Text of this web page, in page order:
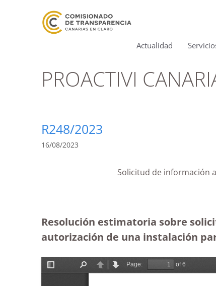
Actualidad
PROACTIVI
R248/2023
16/08/2023
Solicitud de información
Resolución estimatoria sobre
autorización de una instalación